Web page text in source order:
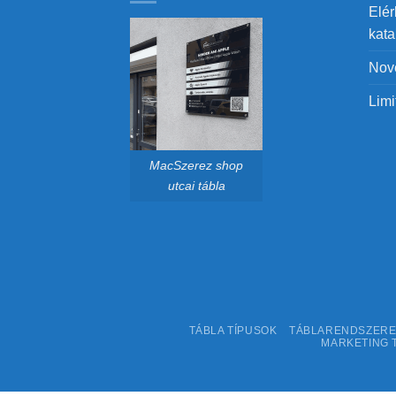
MacSzerez shop
utcai tábla
TÁBLA TÍPUSOK
MARKETING